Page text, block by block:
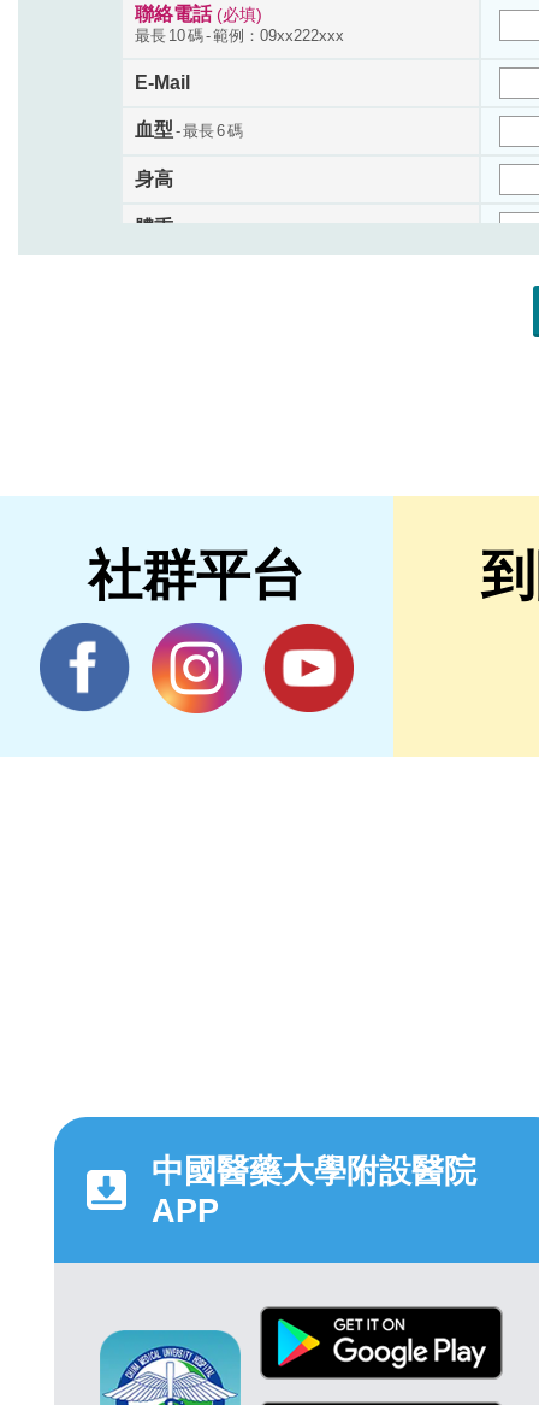
社群平台
中國醫藥大學附設醫院
APP